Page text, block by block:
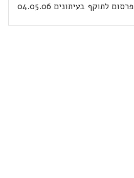
פרסום לתוקף בעיתונים 04.05.06